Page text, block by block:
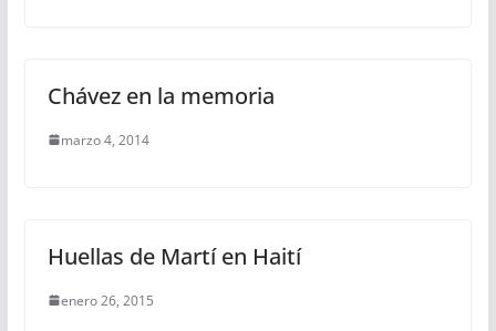
Chávez en la memoria
marzo 4, 2014
Huellas de Martí en Haití
enero 26, 2015